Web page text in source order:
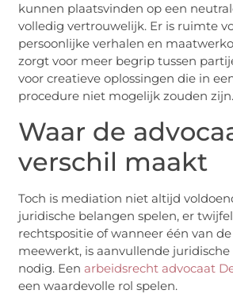
kunnen plaatsvinden op een
volledig vertrouwelijk. Er is ruimte
persoonlijke verhalen en
zorgt voor meer begrip tussen
voor creatieve oplossingen die in
procedure niet mogelijk zouden zijn.
Waar de
verschil maakt
Toch is mediation niet altijd
juridische belangen spelen, er
rechtspositie of wanneer één van
meewerkt, is aanvullende
nodig. Een arbeidsrecht advocaat
een waardevolle rol spelen.